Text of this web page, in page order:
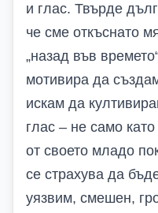
и глас. Твърде
че сме откъснато
„назад във
мотивира да
искам да
глас – не само
от своето младо
се страхува да
уязвим, смешен,